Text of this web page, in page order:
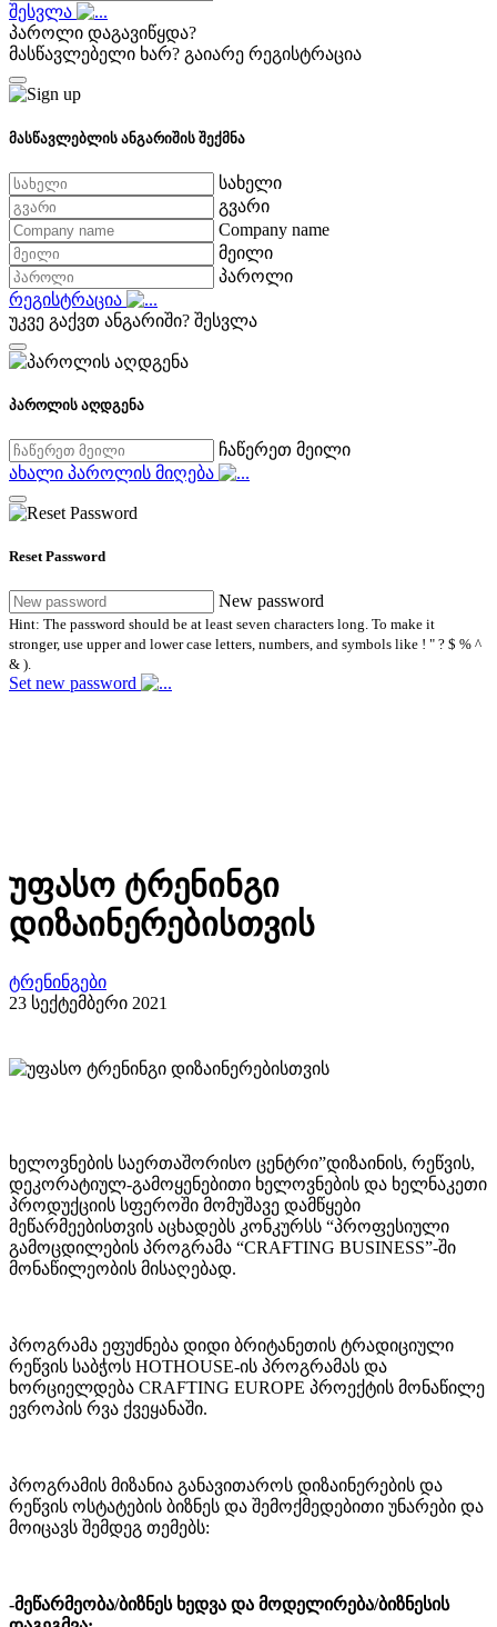
შესვლა
პაროლი დაგავიწყდა?
მასწავლებელი ხარ? გაიარე რეგისტრაცია
მასწავლებლის ანგარიშის შექმნა
სახელი
გვარი
Company name
მეილი
პაროლი
რეგისტრაცია
უკვე გაქვთ ანგარიში? შესვლა
პაროლის აღდგენა
ჩაწერეთ მეილი
ახალი პაროლის მიღება
Reset Password
New password
Hint: The password should be at least seven characters long. To make it
stronger, use upper and lower case letters, numbers, and symbols like ! " ? $ % ^
& ).
Set new password
უფასო ტრენინგი
დიზაინერებისთვის
ტრენინგები
23 სექტემბერი 2021
ხელოვნების საერთაშორისო ცენტრი”დიზაინის, რეწვის,
დეკორატიულ-გამოყენებითი ხელოვნების და ხელნაკეთი
პროდუქციის სფეროში მომუშავე დამწყები
მეწარმეებისთვის აცხადებს კონკურსს “პროფესიული
გამოცდილების პროგრამა “CRAFTING BUSINESS”-ში
მონაწილეობის მისაღებად.
პროგრამა ეფუძნება დიდი ბრიტანეთის ტრადიციული
რეწვის საბჭოს HOTHOUSE-ის პროგრამას და
ხორციელდება CRAFTING EUROPE პროექტის მონაწილე
ევროპის რვა ქვეყანაში.
პროგრამის მიზანია განავითაროს დიზაინერების და
რეწვის ოსტატების ბიზნეს და შემოქმედებითი უნარები და
მოიცავს შემდეგ თემებს:
-მეწარმეობა/ბიზნეს ხედვა და მოდელირება/ბიზნესის